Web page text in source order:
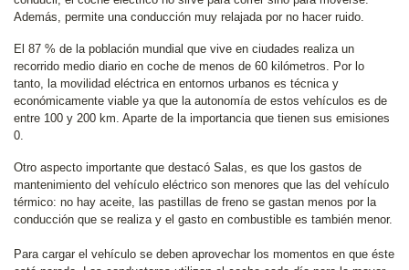
Además, permite una conducción muy relajada por no hacer ruido.
El 87 % de la población mundial que vive en ciudades realiza un
recorrido medio diario en coche de menos de 60 kilómetros. Por lo
tanto, la movilidad eléctrica en entornos urbanos es técnica y
económicamente viable ya que la autonomía de estos vehículos es de
entre 100 y 200 km. Aparte de la importancia que tienen sus emisiones
0.
Otro aspecto importante que destacó Salas, es que los gastos de
mantenimiento del vehículo eléctrico son menores que las del vehículo
térmico: no hay aceite, las pastillas de freno se gastan menos por la
conducción que se realiza y el gasto en combustible es también menor.
Para cargar el vehículo se deben aprovechar los momentos en que éste